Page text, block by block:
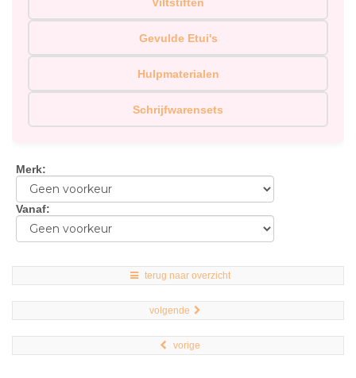
Gevulde Etui's
Hulpmaterialen
Schrijfwarensets
Merk:
Vanaf:
terug naar overzicht
volgende
vorige